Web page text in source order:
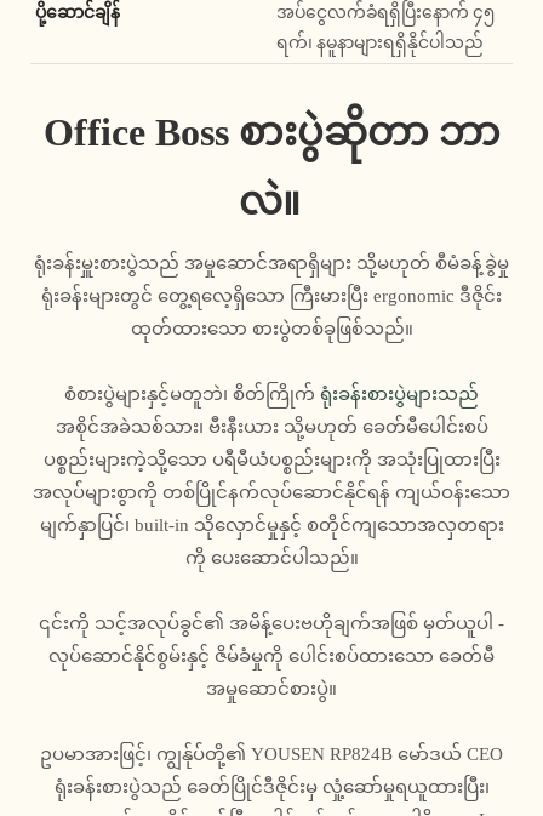
ပို့ဆောင်ချိန်
အပ်ငွေလက်ခံရရှိပြီးနောက် ၄၅
ရက်၊ နမူနာများရရှိနိုင်ပါသည်
Office Boss စားပွဲဆိုတာ ဘာ
လဲ။
ရုံးခန်းမှူးစားပွဲသည် အမှုဆောင်အရာရှိများ သို့မဟုတ် စီမံခန့်ခွဲမှု
ရုံးခန်းများတွင် တွေ့ရလေ့ရှိသော ကြီးမားပြီး ergonomic ဒီဇိုင်း
ထုတ်ထားသော စားပွဲတစ်ခုဖြစ်သည်။
စံစားပွဲများနှင့်မတူဘဲ၊ စိတ်ကြိုက် ရုံးခန်းစားပွဲများသည်
အစိုင်အခဲသစ်သား၊ ဗီးနီးယား သို့မဟုတ် ခေတ်မီပေါင်းစပ်
ပစ္စည်းများကဲ့သို့သော ပရီမီယံပစ္စည်းများကို အသုံးပြုထားပြီး
အလုပ်များစွာကို တစ်ပြိုင်နက်လုပ်ဆောင်နိုင်ရန် ကျယ်ဝန်းသော
မျက်နှာပြင်၊ built-in သိုလှောင်မှုနှင့် စတိုင်ကျသောအလှတရား
ကို ပေးဆောင်ပါသည်။
၎င်းကို သင့်အလုပ်ခွင်၏ အမိန့်ပေးဗဟိုချက်အဖြစ် မှတ်ယူပါ -
လုပ်ဆောင်နိုင်စွမ်းနှင့် ဇိမ်ခံမှုကို ပေါင်းစပ်ထားသော ခေတ်မီ
အမှုဆောင်စားပွဲ။
ဥပမာအားဖြင့်၊ ကျွန်ုပ်တို့၏ YOUSEN RP824B မော်ဒယ် CEO
ရုံးခန်းစားပွဲသည် ခေတ်ပြိုင်ဒီဇိုင်းမှ လှုံ့ဆော်မှုရယူထားပြီး၊